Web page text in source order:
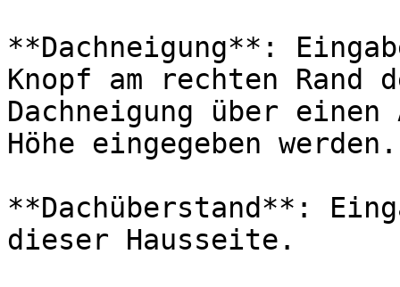
**Dachneigung**:
Knopf am rechten Rand
Dachneigung über
Höhe eingegeben werden.
**Dachüberstand**:
dieser Hausseite.